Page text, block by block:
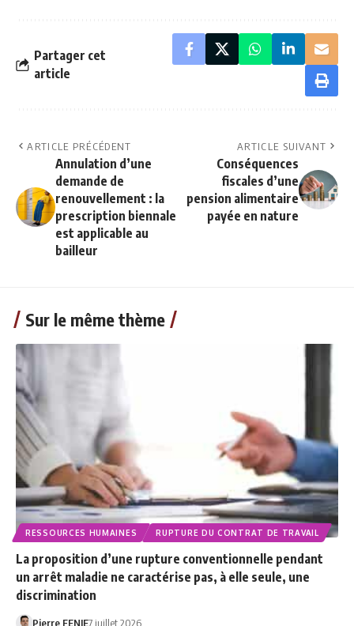
Partager cet
article
ARTICLE PRÉCÉDENT
Annulation d’une
demande de
renouvellement : la
prescription biennale
est applicable au
bailleur
ARTICLE SUIVANT
Conséquences
fiscales d’une
pension alimentaire
payée en nature
Sur le même thème
RESSOURCES HUMAINES RUPTURE DU CONTRAT DE TRAVAIL
La proposition d’une rupture conventionnelle pendant
un arrêt maladie ne caractérise pas, à elle seule, une
discrimination
Pierre FENIE7 juillet 2026